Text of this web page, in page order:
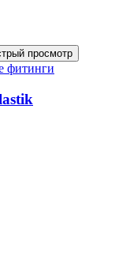
просмотр
фитинги